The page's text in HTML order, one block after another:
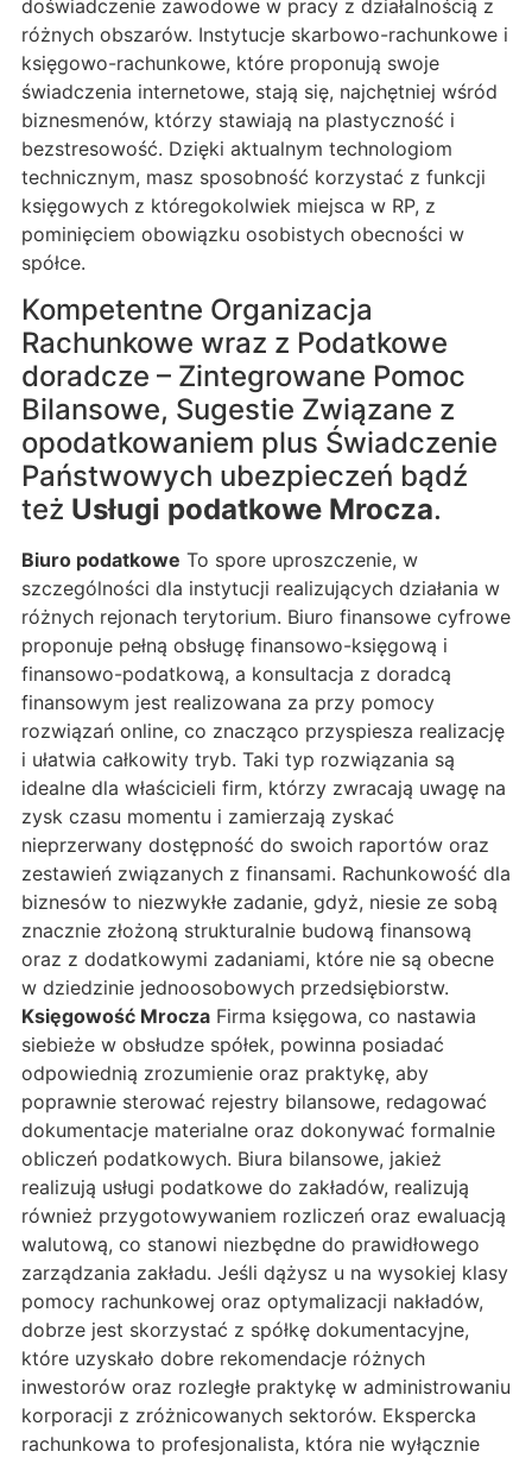
doświadczenie zawodowe w pracy z działalnością z
różnych obszarów. Instytucje skarbowo-rachunkowe i
księgowo-rachunkowe, które proponują swoje
świadczenia internetowe, stają się, najchętniej wśród
biznesmenów, którzy stawiają na plastyczność i
bezstresowość. Dzięki aktualnym technologiom
technicznym, masz sposobność korzystać z funkcji
księgowych z któregokolwiek miejsca w RP, z
pominięciem obowiązku osobistych obecności w
spółce.
Kompetentne Organizacja
Rachunkowe wraz z Podatkowe
doradcze – Zintegrowane Pomoc
Bilansowe, Sugestie Związane z
opodatkowaniem plus Świadczenie
Państwowych ubezpieczeń bądź
też Usługi podatkowe Mrocza.
Biuro podatkowe To spore uproszczenie, w
szczególności dla instytucji realizujących działania w
różnych rejonach terytorium. Biuro finansowe cyfrowe
proponuje pełną obsługę finansowo-księgową i
finansowo-podatkową, a konsultacja z doradcą
finansowym jest realizowana za przy pomocy
rozwiązań online, co znacząco przyspiesza realizację
i ułatwia całkowity tryb. Taki typ rozwiązania są
idealne dla właścicieli firm, którzy zwracają uwagę na
zysk czasu momentu i zamierzają zyskać
nieprzerwany dostępność do swoich raportów oraz
zestawień związanych z finansami. Rachunkowość dla
biznesów to niezwykłe zadanie, gdyż, niesie ze sobą
znacznie złożoną strukturalnie budową finansową
oraz z dodatkowymi zadaniami, które nie są obecne
w dziedzinie jednoosobowych przedsiębiorstw.
Księgowość Mrocza Firma księgowa, co nastawia
siebieże w obsłudze spółek, powinna posiadać
odpowiednią zrozumienie oraz praktykę, aby
poprawnie sterować rejestry bilansowe, redagować
dokumentacje materialne oraz dokonywać formalnie
obliczeń podatkowych. Biura bilansowe, jakież
realizują usługi podatkowe do zakładów, realizują
również przygotowywaniem rozliczeń oraz ewaluacją
walutową, co stanowi niezbędne do prawidłowego
zarządzania zakładu. Jeśli dążysz u na wysokiej klasy
pomocy rachunkowej oraz optymalizacji nakładów,
dobrze jest skorzystać z spółkę dokumentacyjne,
które uzyskało dobre rekomendacje różnych
inwestorów oraz rozległe praktykę w administrowaniu
korporacji z zróżnicowanych sektorów. Ekspercka
rachunkowa to profesjonalista, która nie wyłącznie